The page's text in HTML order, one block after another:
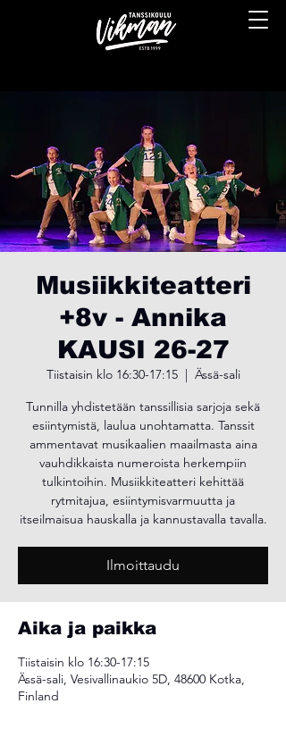
Musiikkiteatteri
+8v - Annika
KAUSI 26-27
Tiistaisin klo 16:30-17:15
  |
Ässä-sali
Tunnilla yhdistetään tanssillisia sarjoja sekä
esiintymistä, laulua unohtamatta. Tanssit
ammentavat musikaalien maailmasta aina
vauhdikkaista numeroista herkempiin
tulkintoihin. Musiikkiteatteri kehittää
rytmitajua, esiintymisvarmuutta ja
itseilmaisua hauskalla ja kannustavalla tavalla.
Ilmoittaudu
Aika ja paikka
Tiistaisin klo 16:30-17:15
Ässä-sali, Vesivallinaukio 5D, 48600 Kotka,
Finland